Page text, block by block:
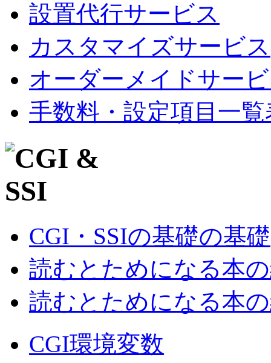
設置代行サービス
カスタマイズサービス
オーダーメイドサー
手数料・設定項目一覧
CGI・SSIの基礎の基礎
読むとためになる本
読むとためになる本
CGI環境変数